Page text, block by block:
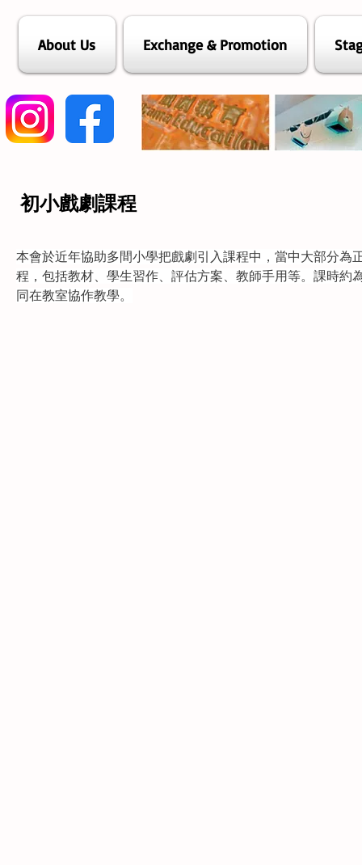
About Us Exchange & Promotion
初小戲劇課程
本會於近年協助多間小學把戲劇引入課程中，當中大部分
程，包括教材、學生習作、評估方案、教師手用等。課時
同在教室協作教學。